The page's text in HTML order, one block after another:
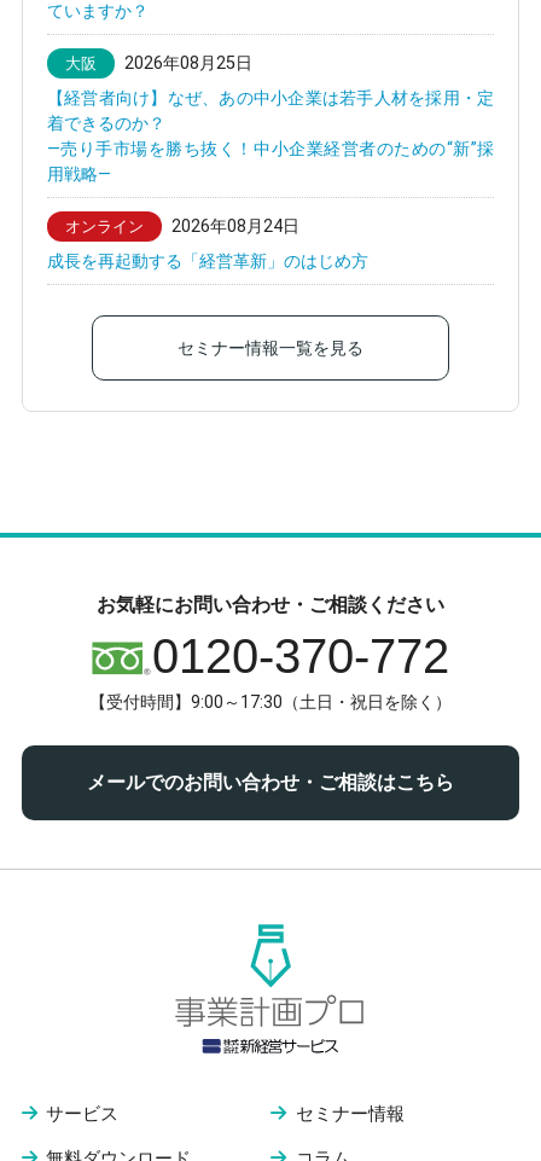
ていますか？
大阪
2026年08月25日
【経営者向け】なぜ、あの中小企業は若手人材を採用・定
着できるのか？
—売り手市場を勝ち抜く！中小企業経営者のための“新”採
用戦略—
オンライン
2026年08月24日
成長を再起動する「経営革新」のはじめ方
セミナー情報一覧を見る
お気軽にお問い合わせ・ご相談ください
0120-370-772
【受付時間】9:00～17:30（土日・祝日を除く）
メールでのお問い合わせ・ご相談はこちら
サービス セミナー情報